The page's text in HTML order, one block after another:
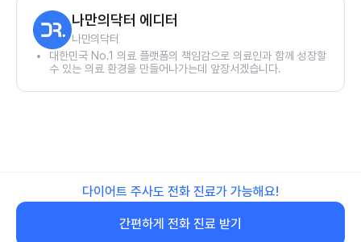
나만의닥터 에디터
나만의닥터
대한민국 No.1 의료 플랫폼의 책임감으로 의료인과 함께 성장할
수 있는 의료 환경을 만들어나가는데 앞장서겠습니다.
다이어트 주사도 전화 진료가 가능해요!
간편하게 전화 진료 받기